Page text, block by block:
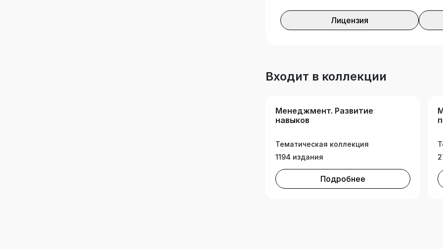
Лицензия
Входит в коллекции
Менеджмент. Развитие
навыков
Тематическая коллекция
1194 издания
Подробнее